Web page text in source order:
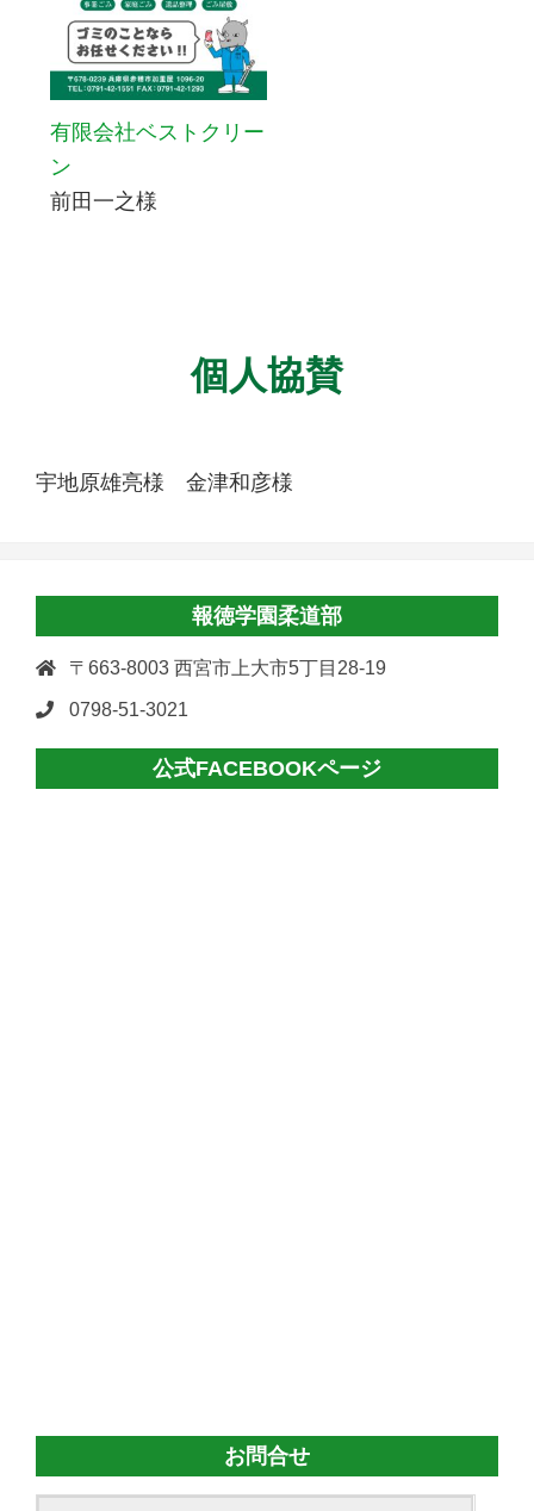
有限会社ベストクリー
ン
前田一之様
個人協賛
宇地原雄亮様 金津和彦様
報徳学園柔道部
〒663-8003 西宮市上大市5丁目28-19
0798-51-3021
公式FACEBOOKページ
お問合せ